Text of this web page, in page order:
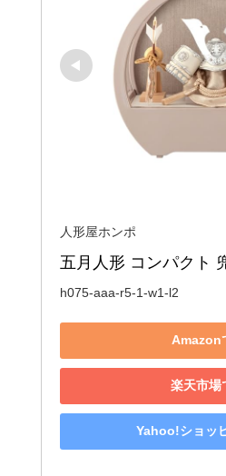
人形屋ホンポ
h075-aaa-r5-1-w1-l2
Amazon
楽天市場
Yahoo!ショッ